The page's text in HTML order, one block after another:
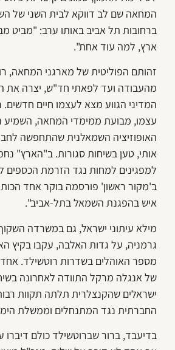
המחאה שם לב דווקא לבית השני של
ברחובות תל אביב באותו ערב: "מביט
ארץ, למה עוד אחת".
זהותם הפוליטית של מארגני המחאה,
מהעבודה ועד לפאתי חד"ש, יצרה
המדיני הגווע מצא לעצמו חיים
עצמו, מבועת ממימדי המחאה, השמיע
האופוזיציה השמאלנית שהתחפשה
אותי, טען בשיחות סגורות. ב"הארץ"
למפגינים למחות נגד הזרמת הכספים
ב'מקור ראשון' פורסמה בוקר אחד
איש בהפגנת השמאל בתל-אביב".
מילא עיתוני ישראל, גם במשרדה
גרמניה, על גדות האלבה, עקבו בקיץ
מספר האוהלים בשדרות רוטשילד. אחד
של אנגלה מרקל התוודה לאחרונה
ישראלים שהקנצלרית תלתה תקוות
החברתית נגד המתנחלים וממשלת
בדיעבד, ברור שברוטשילד כולם